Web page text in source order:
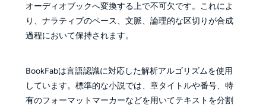
オーディオブックへ変換する上で不可欠です。これによ
り、ナラティブのペース、文脈、論理的な区切りが合成
過程において保持されます。
BookFabは言語認識に対応した解析アルゴリズムを使用
しています。標準的な小説では、章タイトルや番号、特
有のフォーマットマーカーなどを用いてテキストを分割